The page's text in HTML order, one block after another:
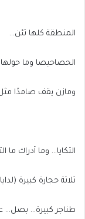
المنطقة كلها تئن…
الحصاحيصا وما
ومازن يقف صامدًا مثل
التكايا… وما أدراك ما
ثلاثة حجارة كبيرة
طناجر كبيرة… بصل…